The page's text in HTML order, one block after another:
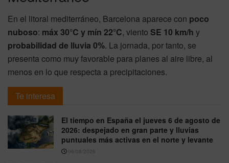
En el litoral mediterráneo, Barcelona aparece con poco
nuboso: máx 30°C y mín 22°C, viento SE 10 km/h y
probabilidad de lluvia 0%. La jornada, por tanto, se
presenta como muy favorable para planes al aire libre, al
menos en lo que respecta a precipitaciones.
Te interesa
El tiempo en España el jueves 6 de agosto de
2026: despejado en gran parte y lluvias
puntuales más activas en el norte y levante
06/08/2026